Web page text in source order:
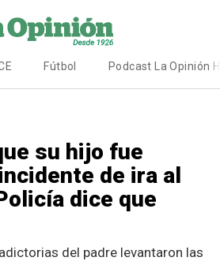
Fútbol Podcast La Opinión
su hijo fue
de ira al
dice que
del padre levantaron las